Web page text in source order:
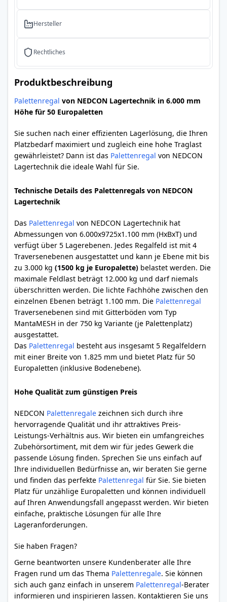
Hersteller
Rechtliches
Produktbeschreibung
Palettenregal von NEDCON Lagertechnik in 6.000 mm
Höhe für 50 Europaletten
Sie suchen nach einer effizienten Lagerlösung, die Ihren
Platzbedarf maximiert und zugleich eine hohe Traglast
gewährleistet? Dann ist das Palettenregal von NEDCON
Lagertechnik die ideale Wahl für Sie.
Technische Details des Palettenregals von NEDCON
Lagertechnik
Das Palettenregal von NEDCON Lagertechnik hat
Abmessungen von 6.000x9725x1.100 mm (HxBxT) und
verfügt über 5 Lagerebenen. Jedes Regalfeld ist mit 4
Traversenebenen ausgestattet und kann je Ebene mit bis
zu 3.000 kg (1500 kg je Europalette) belastet werden. Die
maximale Feldlast beträgt 12.000 kg und darf niemals
überschritten werden. Die lichte Fachhöhe zwischen den
einzelnen Ebenen beträgt 1.100 mm. Die Palettenregal
Traversenebenen sind mit Gitterböden vom Typ
MantaMESH in der 750 kg Variante (je Palettenplatz)
ausgestattet.
Das Palettenregal besteht aus insgesamt 5 Regalfeldern
mit einer Breite von 1.825 mm und bietet Platz für 50
Europaletten (inklusive Bodenebene).
Hohe Qualität zum günstigen Preis
NEDCON Palettenregale zeichnen sich durch ihre
hervorragende Qualität und ihr attraktives Preis-
Leistungs-Verhältnis aus. Wir bieten ein umfangreiches
Zubehörsortiment, mit dem wir für jedes Gewerk die
passende Lösung finden. Sprechen Sie uns einfach auf
Ihre individuellen Bedürfnisse an, wir beraten Sie gerne
und finden das perfekte Palettenregal für Sie. Sie bieten
Platz für unzählige Europaletten und können individuell
auf Ihren Anwendungsfall angepasst werden. Wir bieten
einfache, praktische Lösungen für alle Ihre
Lageranforderungen.
Sie haben Fragen?
Gerne beantworten unsere Kundenberater alle Ihre
Fragen rund um das Thema Palettenregale. Sie können
sich auch ganz einfach in unserem Palettenregal-Berater
informieren und inspirieren lassen. Kontaktieren Sie uns